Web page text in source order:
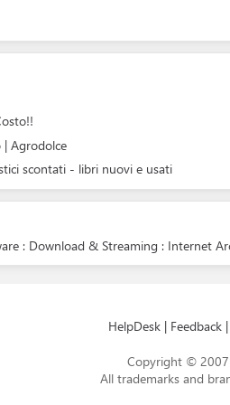
| Agrodolce
scontati - libri nuovi e usati
: Download & Streaming : Internet
HelpDesk | Feedback |
Copyright ©
All trademarks and